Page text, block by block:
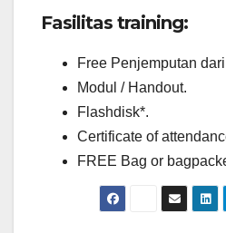
Fasilitas training:
Free Penjemputan
Modul / Handout.
Flashdisk*.
Certificate of
FREE Bag or